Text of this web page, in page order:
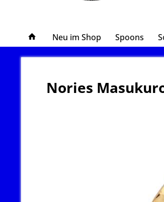
Neu im Shop Spoons
Nories